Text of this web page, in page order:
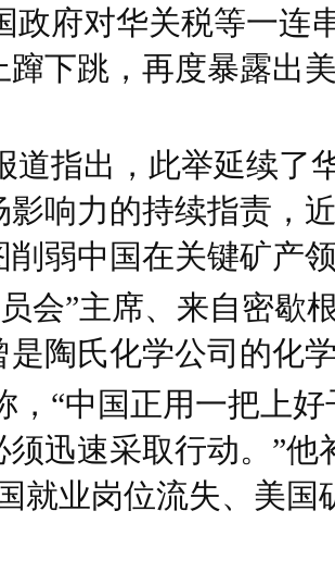
政府对华关税等一连
蹿下跳，再度暴露出
道指出，此举延续了
影响力的持续指责，
削弱中国在关键矿产
会”主席、来自密歇
是陶氏化学公司的化
，“中国正用一把上
须迅速采取行动。”他
就业岗位流失、美国